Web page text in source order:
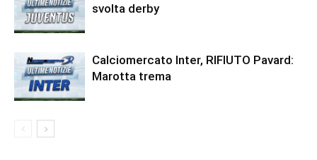
svolta derby
Calciomercato Inter, RIFIUTO Pavard:
Marotta trema